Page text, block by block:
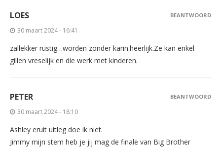
LOES
30 maart 2024 - 16:41
zallekker rustig…worden zonder karin.heerlijk.Ze kan enkel
gillen vreselijk en die werk met kinderen.
BEANTWOORD
PETER
30 maart 2024 - 18:10
Ashley eruit uitleg doe ik niet.
Jimmy mijn stem heb je jij mag de finale van Big Brother
BEANTWOORD